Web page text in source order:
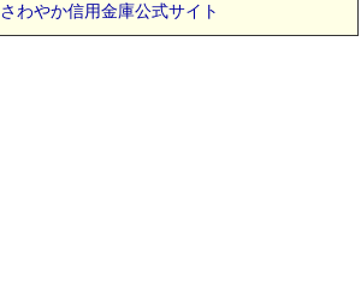
さわやか信用金庫公式サイト